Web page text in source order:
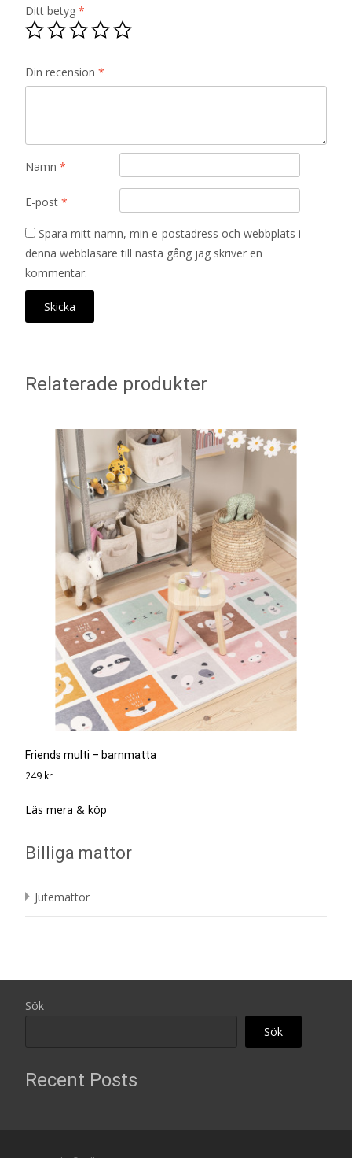
Ditt betyg *
Din recension *
Namn *
E-post *
Spara mitt namn, min e-postadress och webbplats i
denna webbläsare till nästa gång jag skriver en
kommentar.
Relaterade produkter
Friends multi – barnmatta
249 kr
Läs mera & köp
Billiga mattor
Jutemattor
Sök
Sök
Recent Posts